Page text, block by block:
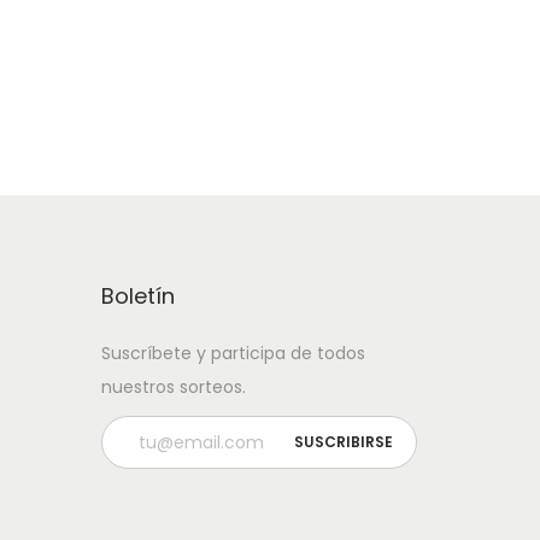
Boletín
Suscríbete y participa de todos
nuestros sorteos.